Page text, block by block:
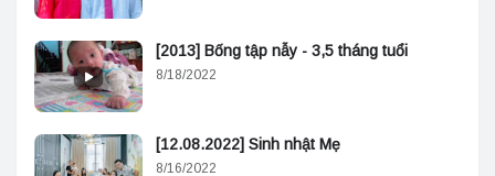
[2013] Bống tập nẫy - 3,5 tháng tuổi
8/18/2022
[12.08.2022] Sinh nhật Mẹ
8/16/2022